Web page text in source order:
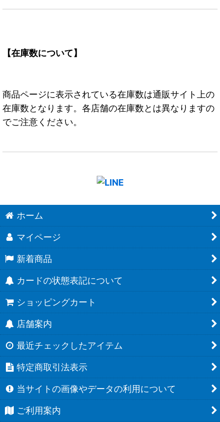
【在庫数について】
商品ページに表示されている在庫数は通販サイト上の
在庫数となります。各店舗の在庫数とは異なりますの
でご注意ください。
ホーム
マイページ
新着商品
カードの状態表記について
ショッピングカート
店舗案内
最近チェックしたアイテム
特定商取引法表示
当サイトの画像やデータの利用について
ご利用案内